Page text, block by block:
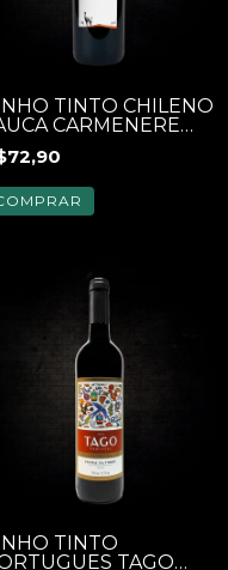
TINTO CHILENO
CARMENERE
TINTO
TAGO